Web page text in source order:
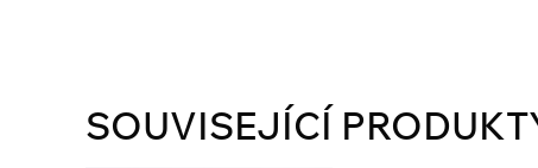
SOUVISEJÍCÍ